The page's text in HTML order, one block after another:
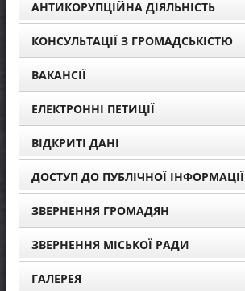
АНТИКОРУПЦІЙНА ДІЯЛЬНІСТЬ
КОНСУЛЬТАЦІЇ З ГРОМАДСЬКІСТЮ
ВАКАНСІЇ
ЕЛЕКТРОННІ ПЕТИЦІЇ
ВІДКРИТІ ДАНІ
ДОСТУП ДО ПУБЛІЧНОЇ ІНФОРМАЦІЇ
ЗВЕРНЕННЯ ГРОМАДЯН
ЗВЕРНЕННЯ МІСЬКОЇ РАДИ
ГАЛЕРЕЯ